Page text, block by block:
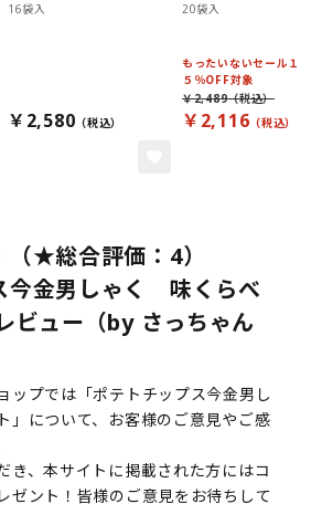
16袋入
￥2,580
20袋入
もったいないセール１
５％OFF対象
￥2,116
￥2,489
（★総合評価：4）
今金男しゃく 味くらべ
ビュー（by さっちゃん
ップでは「ポテトチップス今金男し
について、お客様のご意見やご感
き、本サイトに掲載された方にはコ
ゼント！皆様のご意見をお待ちして